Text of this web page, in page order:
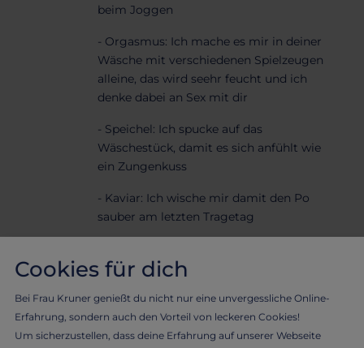
beim Joggen
- Orgasmus: Ich mache es mir in deiner
Wäsche mit verschiedenen Spielzeugen
alleine, das wird seehr feucht und ich
denke dabei an Sex mit dir
- Speichel: Ich spucke auf das
Wäschestück, damit es sich anfühlt wie
ein Zungenkuss
- Kaviar: Ich wische mir damit den Po
sauber am letzten Tragetag
Wäschestück wenige Tropfen, viele
extra
- Inside: Ich drücke den Zwickel am
Cookies für dich
Bei Frau Kruner genießt du nicht nur eine unvergessliche Online-
Erfahrung, sondern auch den Vorteil von leckeren Cookies!
Um sicherzustellen, dass deine Erfahrung auf unserer Webseite